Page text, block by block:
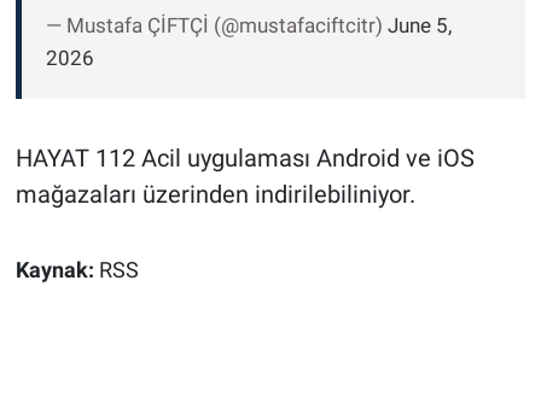
— Mustafa ÇİFTÇİ (@mustafaciftcitr) June 5,
2026
HAYAT 112 Acil uygulaması Android ve iOS
mağazaları üzerinden indirilebiliniyor.
Kaynak: RSS